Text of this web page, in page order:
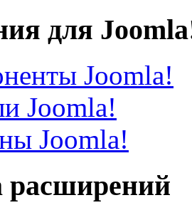
для
Joomla!
Joomla!
Joomla!
расширений